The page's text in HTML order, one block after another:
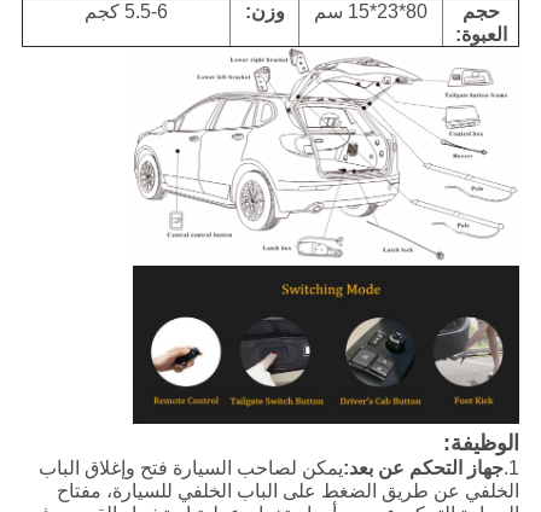
حجم
العبوة:
80*23*15 سم وزن: 5.5-6 كجم
الوظيفة:
1. جهاز التحكم عن بعد:يمكن لصاحب السيارة فتح وإغلاق الباب
الخلفي عن طريق الضغط على الباب الخلفي للسيارة، مفتاح